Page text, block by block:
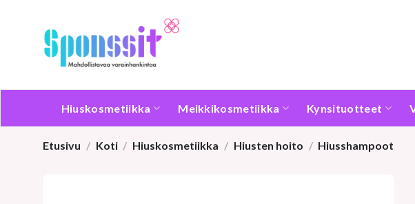
Hiuskosmetiikka Meikkikosmetiikka Kynsituotteet
Etusivu / Koti / Hiuskosmetiikka / Hiusten hoito / Hiusshampoot